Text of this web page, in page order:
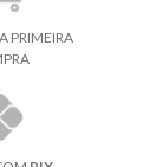
PRIMEIRA